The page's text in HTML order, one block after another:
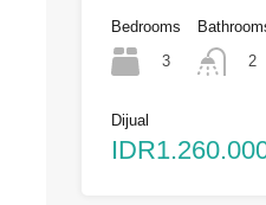
Bedrooms
3
2
Dijual